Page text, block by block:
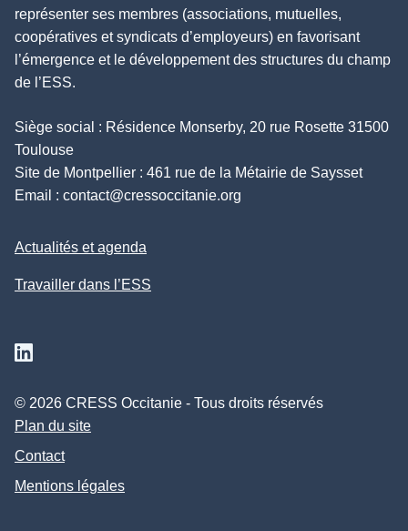
représenter ses membres (associations, mutuelles,
coopératives et syndicats d’employeurs) en favorisant
l’émergence et le développement des structures du champ
de l’ESS.
Siège social : Résidence Monserby, 20 rue Rosette 31500
Toulouse
Site de Montpellier : 461 rue de la Métairie de Saysset
Email : contact@cressoccitanie.org
Actualités et agenda
Travailler dans l’ESS
© 2026 CRESS Occitanie - Tous droits réservés
Plan du site
Contact
Mentions légales